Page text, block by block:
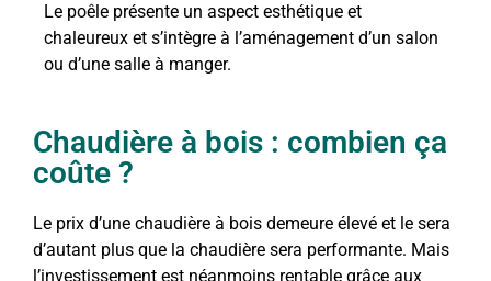
Le poêle présente un aspect esthétique et
chaleureux et s’intègre à l’aménagement d’un salon
ou d’une salle à manger.
Chaudière à bois : combien ça
coûte ?
Le prix d’une chaudière à bois demeure élevé et le sera
d’autant plus que la chaudière sera performante. Mais
l’investissement est néanmoins rentable grâce aux